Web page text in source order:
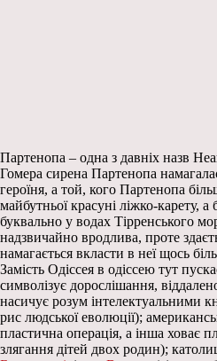
Партенопа – одна з давніх назв
Гомера сирена Партенопа
героїня, а той, кого Партенопа
майбутньої красуні ліжко-карету,
буквально у водах Тірренського
надзвичайно вродлива, проте
намагається вкласти в неї щось
Замість Одіссея в одіссею тут
символізує дорослішання,
насичує розум інтелектуальними
рис людської еволюції);
пластична операція, а інша ховає
злягання дітей двох родин);